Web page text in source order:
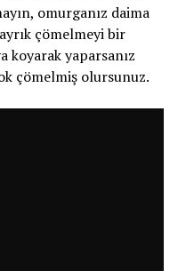
omurganız daima
çömelmeyi bir
koyarak yaparsanız
çömelmiş olursunuz.